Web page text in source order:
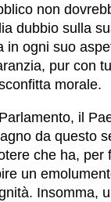
non
dubbio sulla
in ogni suo
pur con
morale.
il
da questo
che ha, per
un
Insomma,